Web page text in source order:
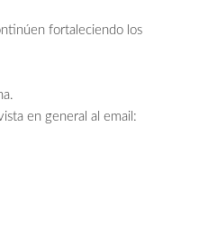
fortaleciendo los
en general al email: